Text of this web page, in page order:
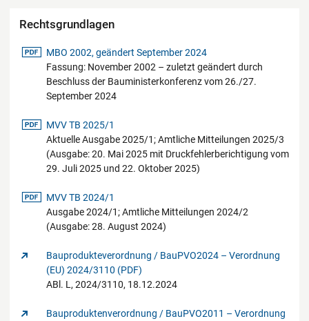
Rechtsgrundlagen
pdf-Datei
MBO 2002, geändert September 2024
Fassung: November 2002 – zuletzt geändert durch
Beschluss der Bauministerkonferenz vom 26./27.
September 2024
pdf-Datei
MVV TB 2025/1
Aktuelle Ausgabe 2025/1; Amtliche Mitteilungen 2025/3
(Ausgabe: 20. Mai 2025 mit Druckfehlerberichtigung vom
29. Juli 2025 und 22. Oktober 2025)
pdf-Datei
MVV TB 2024/1
Ausgabe 2024/1; Amtliche Mitteilungen 2024/2
(Ausgabe: 28. August 2024)
Bauprodukteverordnung / BauPVO2024 – Verordnung
(EU) 2024/3110 (PDF)
ABl. L, 2024/3110, 18.12.2024
Bauproduktenverordnung / BauPVO2011 – Verordnung